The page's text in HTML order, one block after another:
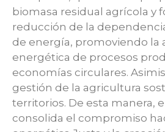
biomasa residual agrícola y
reducción de la
de energía, promoviendo la
energética de procesos
economías circulares.
gestión de la agricultura
territorios. De esta manera,
consolida el compromiso